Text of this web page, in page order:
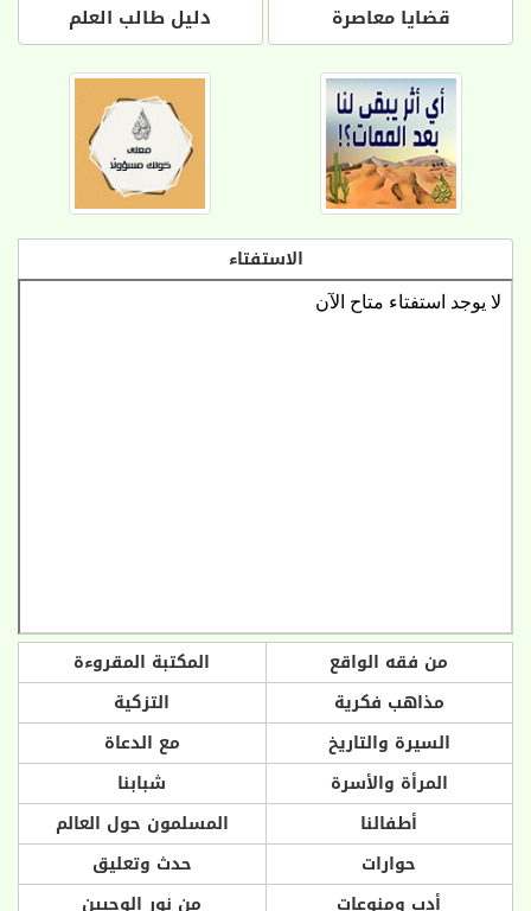
قضايا معاصرة دليل طالب العلم
الاستفتاء
من فقه الواقع
المكتبة المقروءة
مذاهب فكرية
التزكية
السيرة والتاريخ
مع الدعاة
المرأة والأسرة
شبابنا
أطفالنا
المسلمون حول العالم
حوارات
حدث وتعليق
أدب ومنوعات
من نور الوحيين